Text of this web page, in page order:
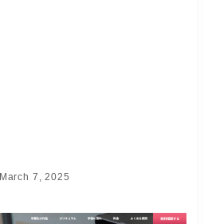
March 7, 2025